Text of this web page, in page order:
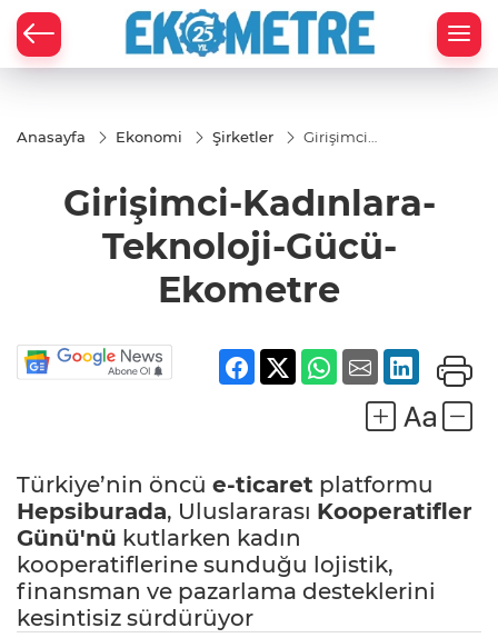
Anasayfa Ekonomi Şirketler
Girişimci-
Gücü-
Ekometre
Girişimci-Kadınlara-
Teknoloji-Gücü-
Ekometre
Türkiye’nin öncü e-ticaret platformu
Hepsiburada, Uluslararası Kooperatifler
Günü'nü kutlarken kadın
kooperatiflerine sunduğu lojistik,
finansman ve pazarlama desteklerini
kesintisiz sürdürüyor